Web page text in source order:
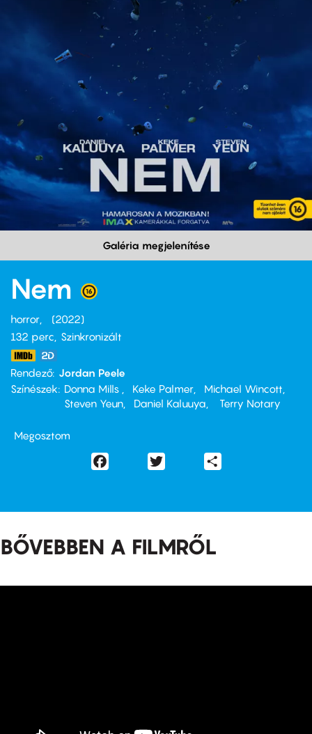
Galéria megjelenítése
Nem
horror
2022
132 perc,
Szinkronizált
Rendező Jordan Peele
Színészek
Donna Mills Keke Palmer
Michael Wincott
Steven Yeun
Daniel Kaluuya Terry Notary
Megosztom
Facebook
BŐVEBBEN A FILMRŐL